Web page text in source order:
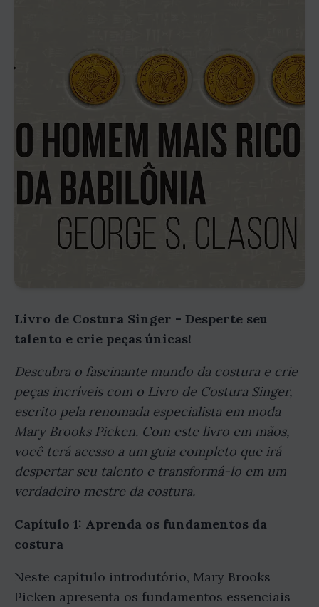
Livro de Costura Singer - Desperte seu
talento e crie peças únicas!
Descubra o fascinante mundo da costura e crie
peças incríveis com o Livro de Costura Singer,
escrito pela renomada especialista em moda
Mary Brooks Picken. Com este livro em mãos,
você terá acesso a um guia completo que irá
despertar seu talento e transformá-lo em um
verdadeiro mestre da costura.
Capítulo 1: Aprenda os fundamentos da
costura
Neste capítulo introdutório, Mary Brooks
Picken apresenta os fundamentos essenciais